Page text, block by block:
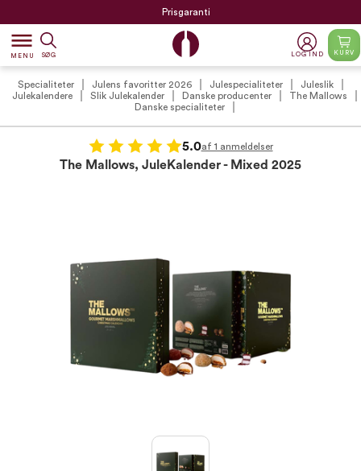
Prisgaranti
dehaze
MENU SØG LOG IND KURV
Specialiteter Julens favoritter 2026 Julespecialiteter
Juleslik
Julekalendere
Slik Julekalender Danske producenter
The Mallows
Danske specialiteter
5.0af 1 anmeldelser
The Mallows, JuleKalender - Mixed 2025